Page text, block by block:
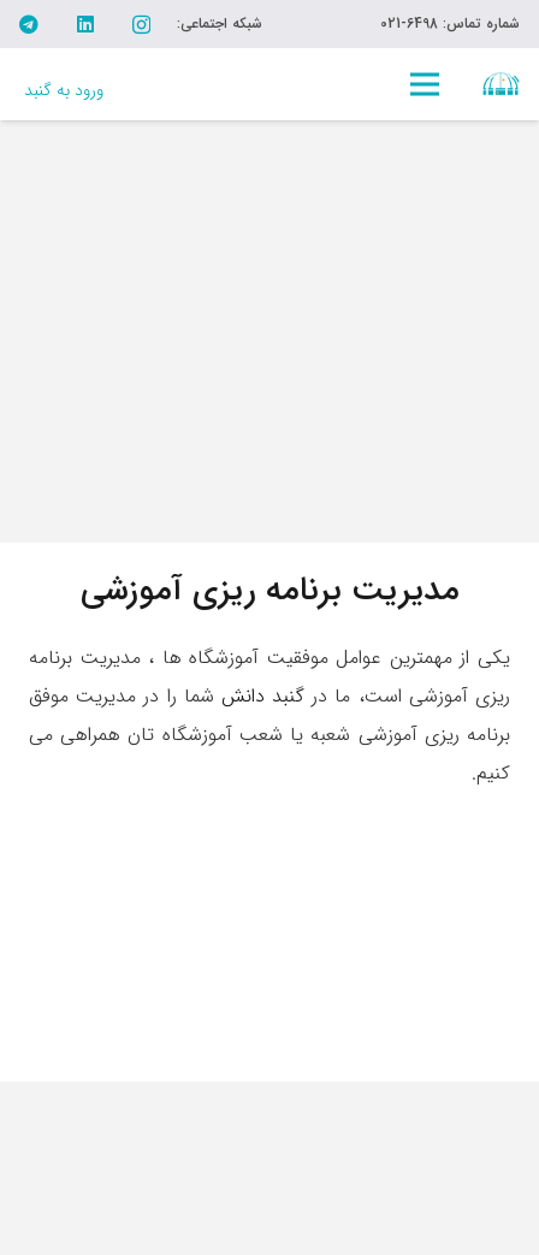
شماره تماس: 6498-021 شبکه اجتماعی:
ورود به گنبد
مدیریت برنامه ریزی آموزشی
یکی از مهمترین عوامل موفقیت آموزشگاه ها ، مدیریت برنامه
ریزی آموزشی است، ما در گنبد دانش شما را در مدیریت موفق
برنامه ریزی آموزشی شعبه یا شعب آموزشگاه تان همراهی می
کنیم.